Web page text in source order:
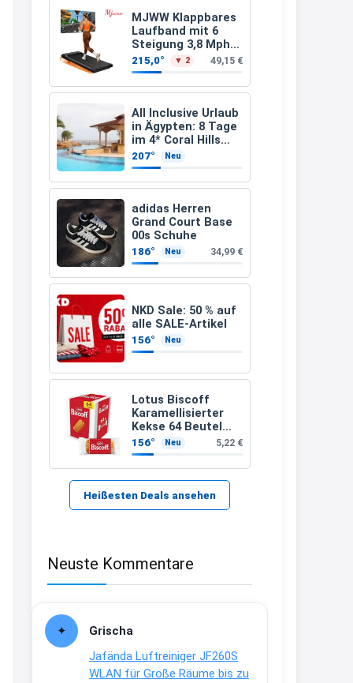
Apfelfaser)
MJWW Klappbares
Laufband mit 6
Steigung 3,8 Mph/6
Km/h Walking
215,0° ▼ 2 49,15 €
All Inclusive Urlaub
in Ägypten: 8 Tage
im 4* Coral Hills
Resort Marsa Alam
inkl. Flüge ab 299 €
p.P.
207° Neu
adidas Herren
Grand Court Base
00s Schuhe
186° Neu 34,99 €
NKD Sale: 50 % auf
alle SALE-Artikel
156° Neu
Lotus Biscoff
Karamellisierter
Kekse 64 Beutel
(992g)
156° Neu 5,22 €
Heißesten Deals ansehen
Neuste Kommentare
Grischa
Jafända Luftreiniger JF260S
WLAN für Große Räume bis zu
müsste schon stornieren und
nochmal bestellen, da man
Rabattcodes oder auch
Geschenkgutscheine im
Warenkorb oder an der Kasse
VOR dem Kauf einlösen kann.
17:06
↩
Och siche den Gutschein
fürmeggelebaguetts
Kerstin
Meggle bagett Gutschein code
21:37
↩
Kerstin
Bei EDEKA
↩
29.07www.haribo.com/de-
↩
Joachim